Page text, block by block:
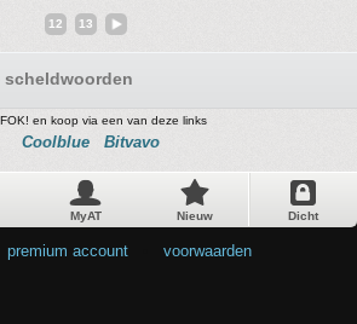
12 13
en koop via een van deze links
Coolblue Bitvavo
MyAT Nieuw Dicht
premium account voorwaarden